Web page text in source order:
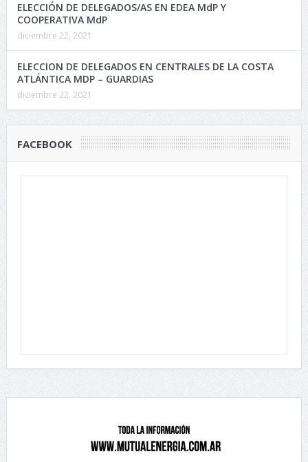
ELECCIÓN DE DELEGADOS/AS EN EDEA MdP Y
COOPERATIVA MdP
diciembre 22, 2021
ELECCION DE DELEGADOS EN CENTRALES DE LA COSTA
ATLÁNTICA MDP – GUARDIAS
diciembre 22, 2021
FACEBOOK